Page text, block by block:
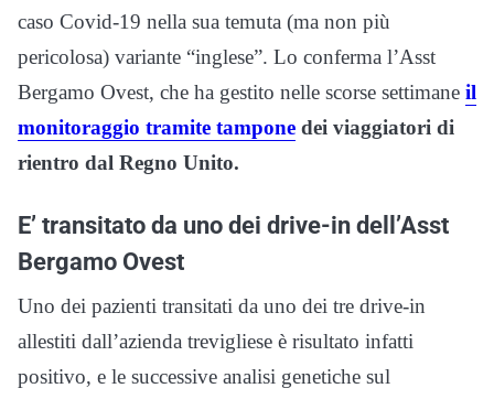
caso Covid-19 nella sua temuta (ma non più
pericolosa) variante “inglese”. Lo conferma l’Asst
Bergamo Ovest, che ha gestito nelle scorse settimane il
monitoraggio tramite tampone dei viaggiatori di
rientro dal Regno Unito.
E’ transitato da uno dei drive-in dell’Asst
Bergamo Ovest
Uno dei pazienti transitati da uno dei tre drive-in
allestiti dall’azienda trevigliese è risultato infatti
positivo, e le successive analisi genetiche sul